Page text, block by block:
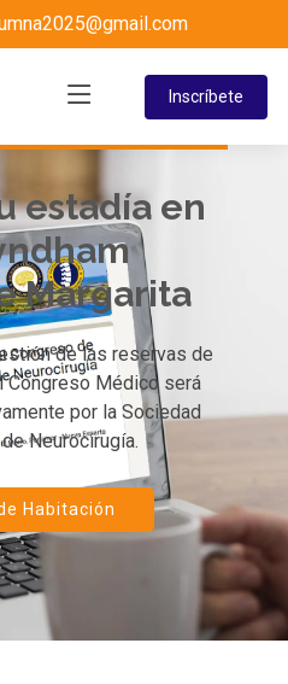
Inscríbete
estadía en
Margarita
de las reservas de
Congreso Médico será
por la Sociedad
Neurocirugía.
Habitación